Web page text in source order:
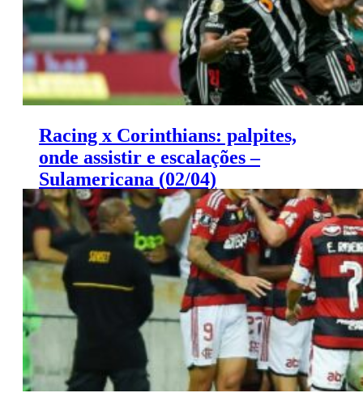
Racing x Corinthians: palpites,
onde assistir e escalações –
Sulamericana (02/04)
Racing x Corinthians: palpites Sulamericana (02/04)